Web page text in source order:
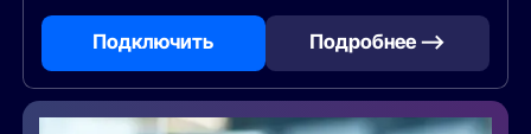
Подключить Подробнее —>